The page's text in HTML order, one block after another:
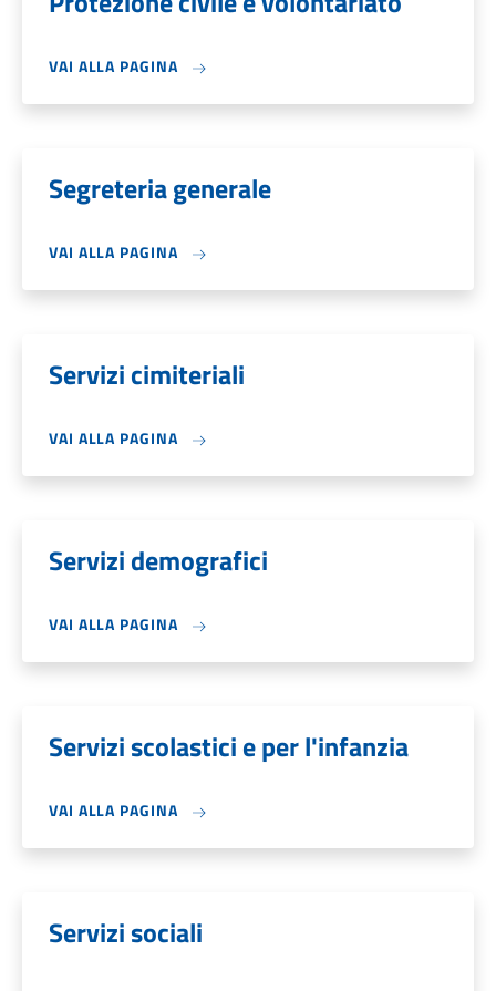
VAI ALLA PAGINA
Segreteria generale
VAI ALLA PAGINA
Servizi cimiteriali
VAI ALLA PAGINA
Servizi demografici
VAI ALLA PAGINA
Servizi scolastici e per l'infanzia
VAI ALLA PAGINA
Servizi sociali